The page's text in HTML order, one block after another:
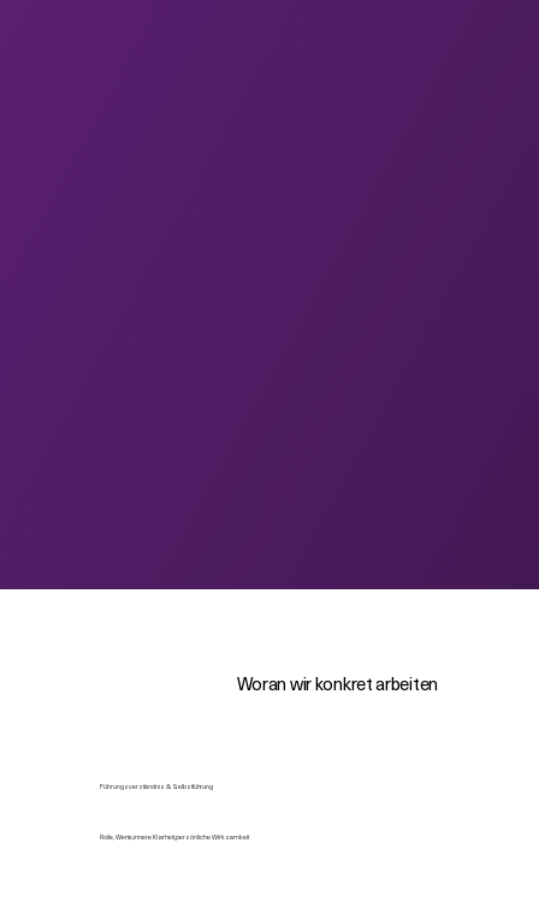
Woran wir konkret arbeiten
Führungsverständnis & Selbstführung​
Rolle, Werte, innere Klarheit, persönliche Wirksamkeit​